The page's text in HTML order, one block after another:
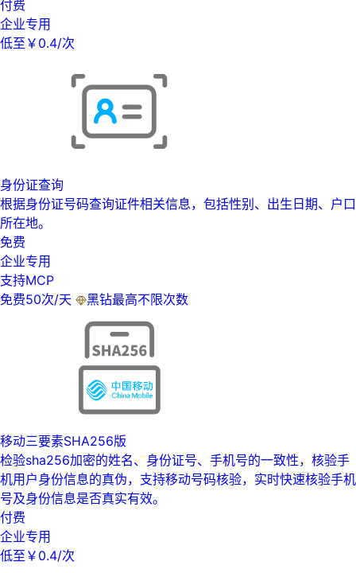
付费
企业专用
低至￥0.4/次
身份证查询
根据身份证号码查询证件相关信息，包括性别、出生日期、户口
所在地。
免费
企业专用
支持MCP
免费50次/天
黑钻最高不限次数
移动三要素SHA256版
检验sha256加密的姓名、身份证号、手机号的一致性，核验手
机用户身份信息的真伪，支持移动号码核验，实时快速核验手机
号及身份信息是否真实有效。
付费
企业专用
低至￥0.4/次